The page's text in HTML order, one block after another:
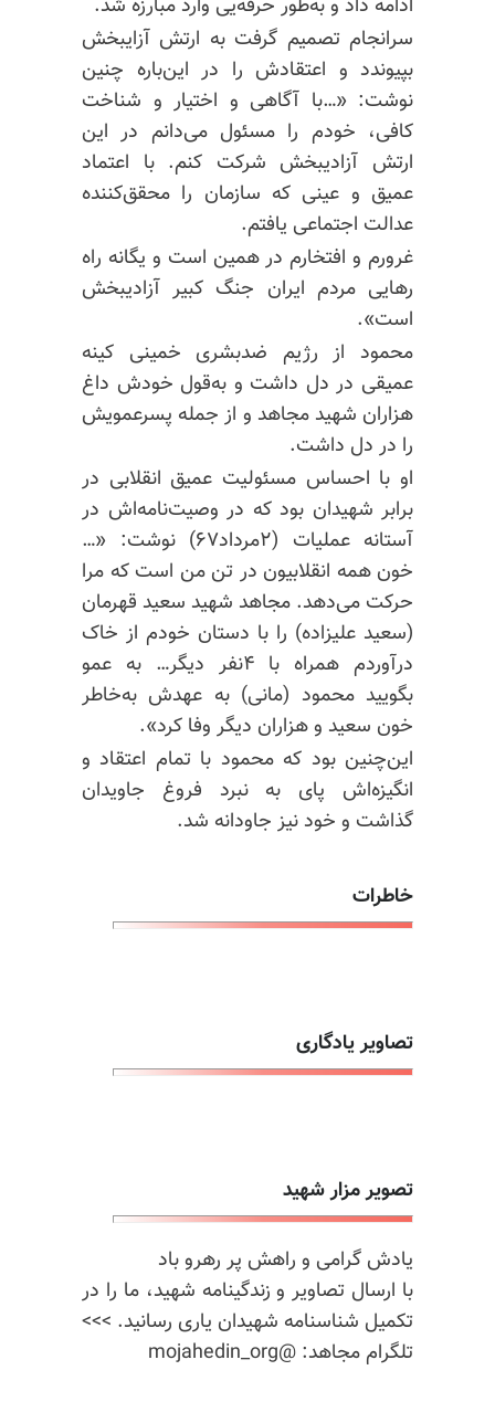
ادامه داد و به‌طور حرفه‌یی وارد مبارزه شد.
سرانجام تصمیم گرفت به ارتش آزایبخش
بپیوندد و اعتقادش را در این‌باره چنین
نوشت: «…‌با آگاهی و اختیار و شناخت
کافی، خودم را مسئول می‌دانم در این
ارتش آزادیبخش شرکت کنم. با اعتماد
عمیق و عینی که سازمان را محقق‌کننده
عدالت اجتماعی یافتم.
غرورم و افتخارم در همین است و یگانه راه
رهایی مردم ایران جنگ کبیر آزادیبخش
است».
محمود از رژیم ضدبشری خمینی کینه
عمیقی در دل داشت و به‌قول خودش داغ
هزاران شهید مجاهد و از جمله پسرعمویش
را در دل داشت.
او با احساس مسئولیت عمیق انقلابی در
برابر شهیدان بود که در وصیت‌نامه‌اش در
آستانه عملیات (۲مرداد۶۷) نوشت: «…‌
خون همه انقلابیون در تن من است که مرا
حرکت می‌دهد. مجاهد شهید سعید قهرمان
(سعید علیزاده) را با دستان خودم از خاک
درآوردم همراه با ۴نفر دیگر… به عمو
بگویید محمود (مانی) به عهدش به‌خاطر
خون سعید و هزاران دیگر وفا کرد».
این‌چنین بود که محمود با تمام اعتقاد و
انگیزه‌اش پای به نبرد فروغ جاویدان
گذاشت و خود نیز جاودانه شد.
خاطرات
تصاویر یادگاری
تصویر مزار شهید
یادش گرامی و راهش پر رهرو باد
با ارسال تصاویر و زندگینامه شهید، ما را در
تکمیل شناسنامه شهیدان یاری رسانید. >>>
تلگرام مجاهد: @mojahedin_org